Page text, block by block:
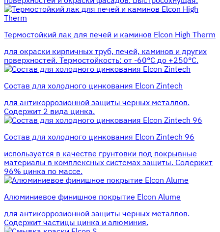
Термостойкий лак для печей и каминов Elcon High Therm
для окраски кирпичных труб, печей, каминов и других
поверхностей. Термостойкость: от -60°С до +250°С.
Состав для холодного цинкования Elcon Zintech
для антикоррозионной защиты черных металлов.
Содержит 2 вида цинка.
Состав для холодного цинкования Elcon Zintech 96
используется в качестве грунтовки под покрывные
материалы в комплексных системах защиты. Cодержит
96% цинка по массе.
Алюминиевое финишное покрытие Elcon Alume
для антикоррозионной защиты черных металлов.
Содержит частицы цинка и алюминия.